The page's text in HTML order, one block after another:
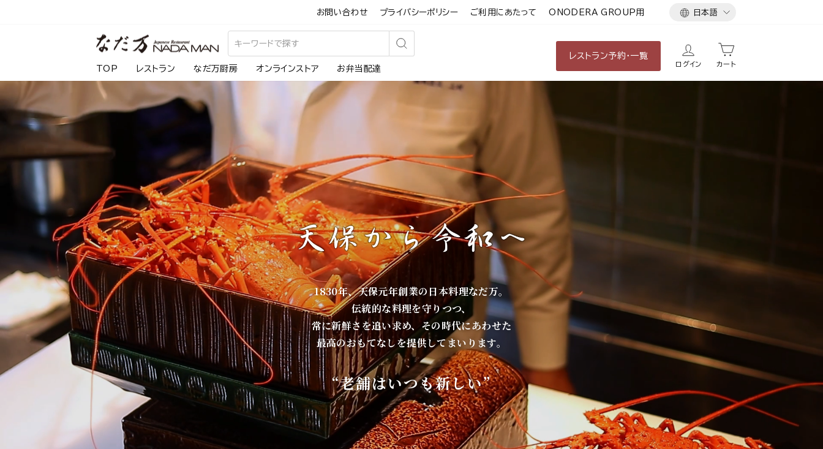
コ
お問い合わせ プライバシーポリシー ご利用にあたって ONODERA GROUP用
言
日本語
な
だ
万
検
す
TOP レストラン なだ万厨房 オンラインストア お弁当配達
レストラン予約・一覧
ログイン カート
1830年、天保元年創業の日本料理なだ万。
伝統的な料理を守りつつ、
常に新鮮さを追い求め、その時代にあわせた
最高のおもてなしを提供してまいります。
“老舗はいつも新しい”